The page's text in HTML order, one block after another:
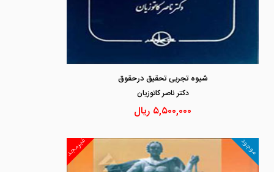
شیوه تجربی تحقیق درحقوق
دكتر ناصر كاتوزيان
۵,۵۰۰,۰۰۰ ریال
غیرمجد موجود